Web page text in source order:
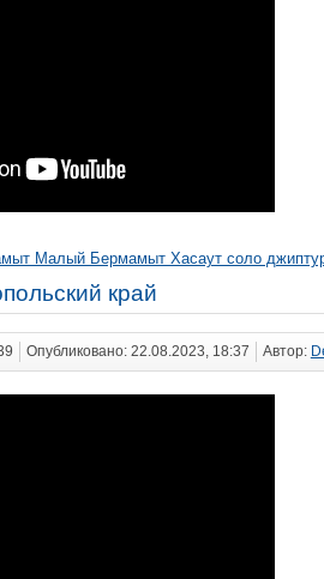
Малый Бермамыт Хасаут соло
край
Опубликовано: 22.08.2023, 18:37 Автор: